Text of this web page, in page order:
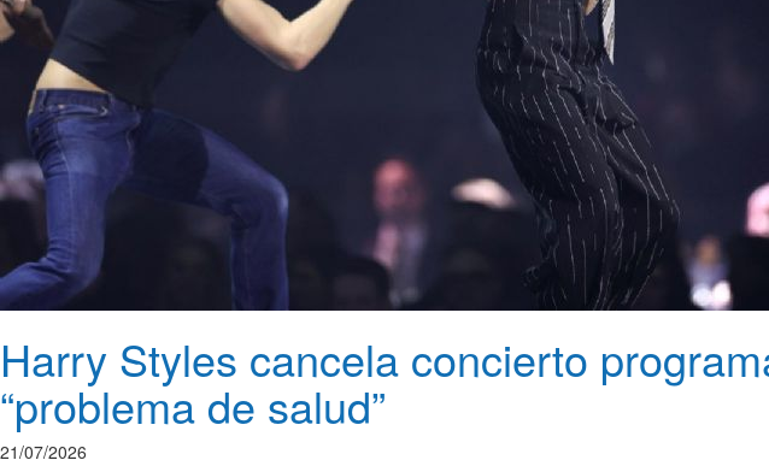
Harry Styles cancela concierto
“problema de salud”
21/07/2026